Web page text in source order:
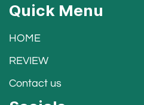
Quick Menu
HOME
REVIEW
Contact us